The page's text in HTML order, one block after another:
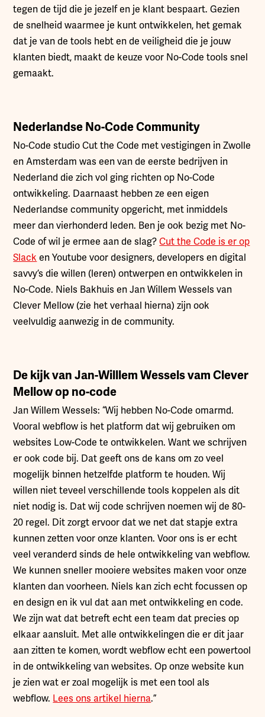
tegen de tijd die je jezelf en je klant bespaart. Gezien
de snelheid waarmee je kunt ontwikkelen, het gemak
dat je van de tools hebt en de veiligheid die je jouw
klanten biedt, maakt de keuze voor No-Code tools snel
gemaakt.
Nederlandse No-Code Community
No-Code studio Cut the Code met vestigingen in Zwolle
en Amsterdam was een van de eerste bedrijven in
Nederland die zich vol ging richten op No-Code
ontwikkeling. Daarnaast hebben ze een eigen
Nederlandse community opgericht, met inmiddels
meer dan vierhonderd leden. Ben je ook bezig met No-
Code of wil je ermee aan de slag?Cut the Code is er op
Slack en Youtube voor designers, developers en digital
savvy’s die willen (leren) ontwerpen en ontwikkelen in
No-Code. Niels Bakhuis en Jan Willem Wessels van
Clever Mellow (zie het verhaal hierna) zijn ook
veelvuldig aanwezig in de community.
De kijk van Jan-Willlem Wessels vam Clever
Mellow op no-code
Jan Willem Wessels: “Wij hebben No-Code omarmd.
Vooral webflow is het platform dat wij gebruiken om
websites Low-Code te ontwikkelen. Want we schrijven
er ook code bij. Dat geeft ons de kans om zo veel
mogelijk binnen hetzelfde platform te houden. Wij
willen niet teveel verschillende tools koppelen als dit
niet nodig is. Dat wij code schrijven noemen wij de 80-
20 regel. Dit zorgt ervoor dat we net dat stapje extra
kunnen zetten voor onze klanten. Voor ons is er echt
veel veranderd sinds de hele ontwikkeling van webflow.
We kunnen sneller mooiere websites maken voor onze
klanten dan voorheen. Niels kan zich echt focussen op
en design en ik vul dat aan met ontwikkeling en code.
We zijn wat dat betreft echt een team dat precies op
elkaar aansluit. Met alle ontwikkelingen die er dit jaar
aan zitten te komen, wordt webflow echt een powertool
in de ontwikkeling van websites. Op onze website kun
je zien wat er zoal mogelijk is met een tool als
webflow. Lees ons artikel hierna.”